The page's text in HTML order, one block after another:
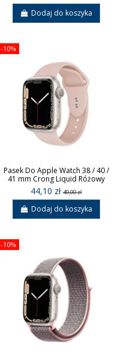
Dodaj do koszyka
-10%
Pasek Do Apple Watch 38 / 40 /
41 mm Crong Liquid Różowy
44,10 zł49,00 zł
Dodaj do koszyka
-10%